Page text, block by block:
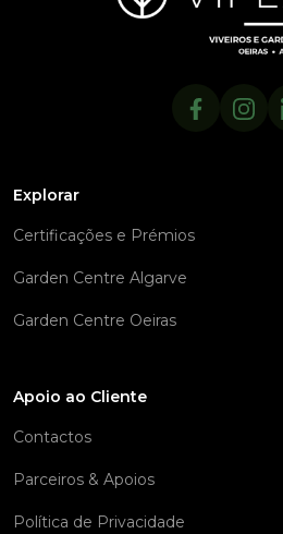
Explorar
Certificações e Prémios
Garden Centre Algarve
Garden Centre Oeiras
Apoio ao Cliente
Contactos
Parceiros & Apoios
Política de Privacidade